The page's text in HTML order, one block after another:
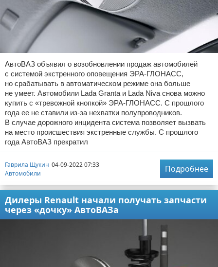
АвтоВАЗ объявил о возобновлении продаж автомобилей
с системой экстренного оповещения ЭРА-ГЛОНАСС,
но срабатывать в автоматическом режиме она больше
не умеет. Автомобили Lada Granta и Lada Niva снова можно
купить с «тревожной кнопкой» ЭРА-ГЛОНАСС. С прошлого
года ее не ставили из-за нехватки полупроводников.
В случае дорожного инцидента система позволяет вызвать
на место происшествия экстренные службы. С прошлого
года АвтоВАЗ прекратил
Гаврила Щукин 04-09-2022 07:33
Автомобили
Подробнее
Дилеры Renault начали получать запчасти
через «дочку» АвтоВАЗа